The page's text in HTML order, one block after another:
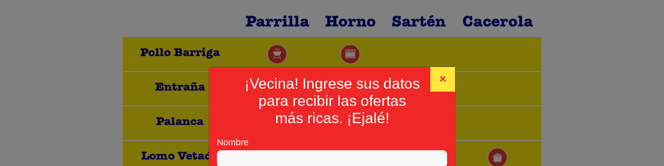
Parrilla Horno Sartén Cacerola
Pollo Barriga
Entraña
Palanca
Lomo Vetado
×
¡Vecina! Ingrese sus datos
para recibir las ofertas
más ricas. ¡Ejalé!
Nombre